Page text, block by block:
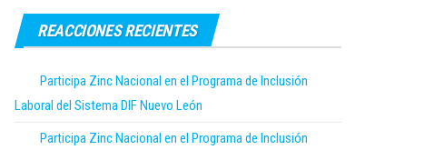
REACCIONES RECIENTES
Participa Zinc Nacional en el Programa de Inclusión
Laboral del Sistema DIF Nuevo León
Participa Zinc Nacional en el Programa de Inclusión